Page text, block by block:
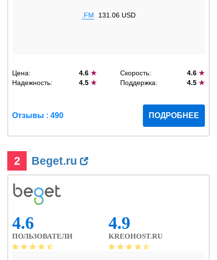
.FM 131.06 USD
Цена: 4.6★ Скорость: 4.6 ★
Надежность:
4.5★ Поддержка: 4.5 ★
Отзывы : 490 ПОДРОБНЕЕ
2 Beget.ru
4.6
ПОЛЬЗОВАТЕЛИ
4.9
KREOHOST.RU